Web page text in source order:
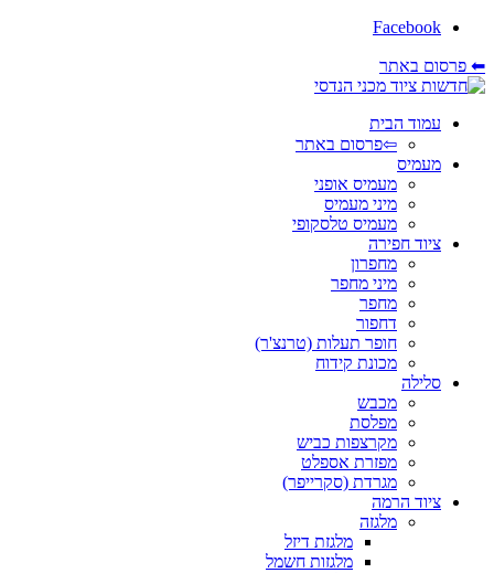
Facebook
⬅ פרסום באתר
עמוד הבית
⇦פרסום באתר
מעמיס
מעמיס אופני
מיני מעמיס
מעמיס טלסקופי
ציוד חפירה
מחפרון
מיני מחפר
מחפר
דחפור
חופר תעלות (טרנצ'ר)
מכונת קידוח
סלילה
מכבש
מפלסת
מקרצפות כביש
מפזרת אספלט
מגרדת (סקרייפר)
ציוד הרמה
מלגזה
מלגזת דיזל
מלגזות חשמל